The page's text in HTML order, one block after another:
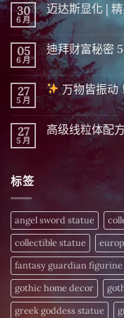
30
6 月
迈达斯显化 |
在
〈迈
达
斯
显
化
|
精
英
隐
藏
千
年
晓〉
中
尚
無
留
言
05
6 月
迪拜财富秘密
在
〈迪
拜
财
富
秘
密 5
分
钟
尚
無
留
言
27
5 月
万物皆振动
在
万
频
率
疗
愈
〉
中
尚
留
言
27
5 月
高级线粒体配
–
为
您
的
细
胞
注
入
活
力〉
中
标签
angel sword statue
collectible statue
fantasy guardian figurine
gothic home decor
greek goddess statue